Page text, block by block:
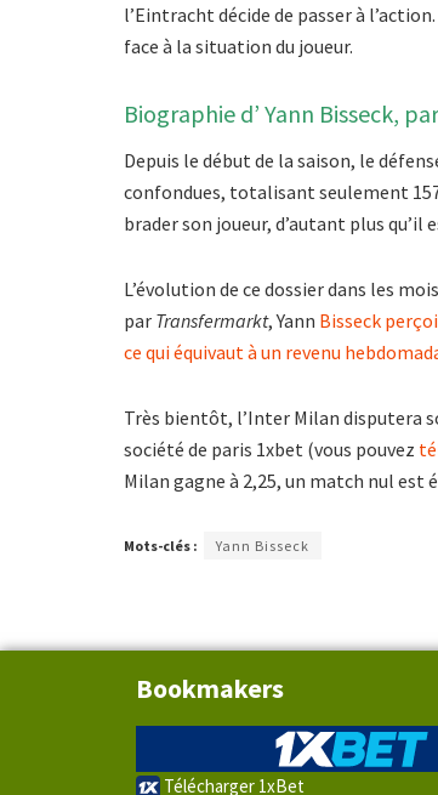
l’Eintracht décide de passer à
face à la situation du joueur.
Biographie d’ Yann Bisseck,
Depuis le début de la saison, le
confondues, totalisant seulement
brader son joueur, d’autant plus qu’il
L’évolution de ce dossier dans les
par Transfermarkt, Yann Bisseck
ce qui équivaut à un revenu
Très bientôt, l’Inter Milan disputera
société de paris 1xbet (vous pouvez
Milan gagne à 2,25, un match nul est
Mots-clés : Yann Bisseck
Bookmakers
Télécharger 1xBet